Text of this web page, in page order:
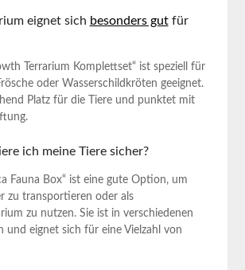
⁣eignet sich besonders gut​ für
Terrarium Komplettset“ ist⁤ speziell für
oder Wasserschildkröten⁣ geeignet.
Platz für die ​Tiere und⁤ punktet ⁣mit
ich meine Tiere sicher?
Fauna Box“ ist eine gute Option, um
zu transportieren oder‌ als
zu nutzen. ‍Sie ist in verschiedenen
und eignet sich für ⁣eine Vielzahl von